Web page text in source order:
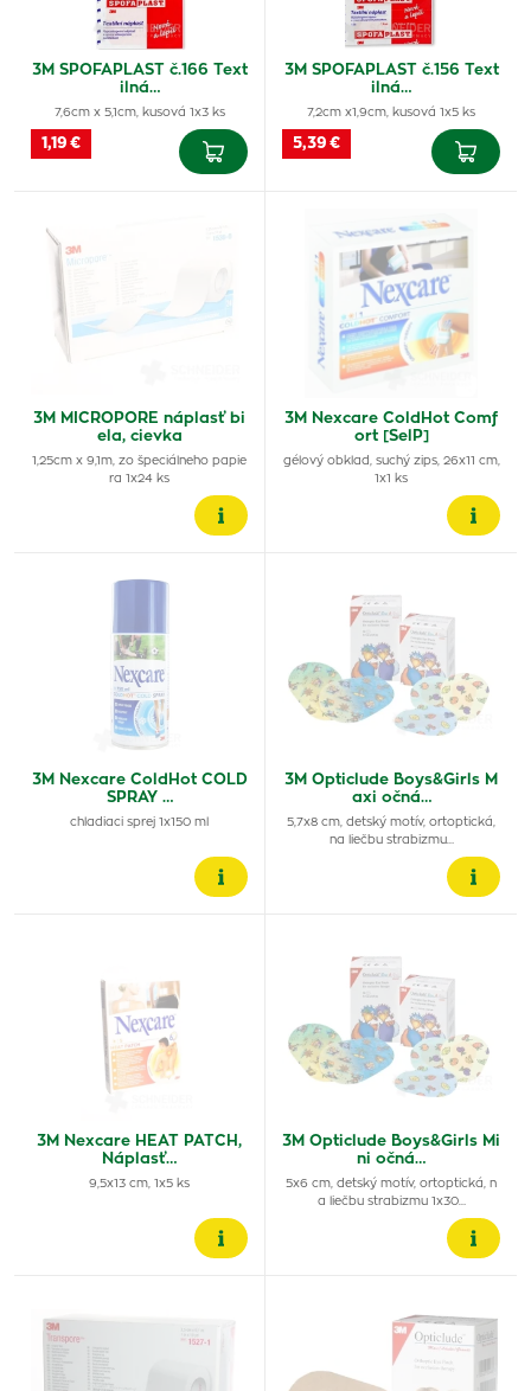
3M SPOFAPLAST č.166 Text
ilná…
7,6cm x 5,1cm, kusová 1x3 ks
1,19 €
3M SPOFAPLAST č.156 Text
ilná…
7,2cm x1,9cm, kusová 1x5 ks
5,39 €
3M MICROPORE náplasť bi
ela, cievka
1,25cm x 9,1m, zo špeciálneho papie
ra 1x24 ks
3M Nexcare ColdHot Comf
ort [SelP]
gélový obklad, suchý zips, 26x11 cm,
1x1 ks
3M Nexcare ColdHot COLD
SPRAY …
chladiaci sprej 1x150 ml
3M Opticlude Boys&Girls M
axi očná…
5,7x8 cm, detský motív, ortoptická,
na liečbu strabizmu…
3M Nexcare HEAT PATCH,
Náplasť…
9,5x13 cm, 1x5 ks
3M Opticlude Boys&Girls Mi
ni očná…
5x6 cm, detský motív, ortoptická, n
a liečbu strabizmu 1x30…